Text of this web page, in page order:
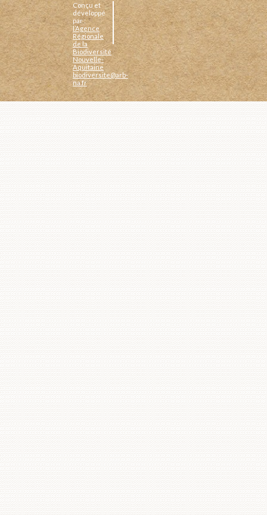
Conçu et
développé
par :
l’Agence
Régionale
de la
Biodiversité
Nouvelle-
Aquitaine
biodiversite@arb-
na.fr